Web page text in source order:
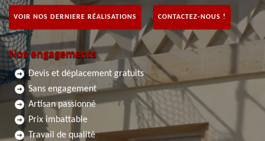
VOIR NOS DERNIERE RÉALISATIONS CONTACTEZ-NOUS !
Nos engagements
Devis et déplacement gratuits
Sans engagement
Artisan passionné
Prix imbattable
Travail de qualité